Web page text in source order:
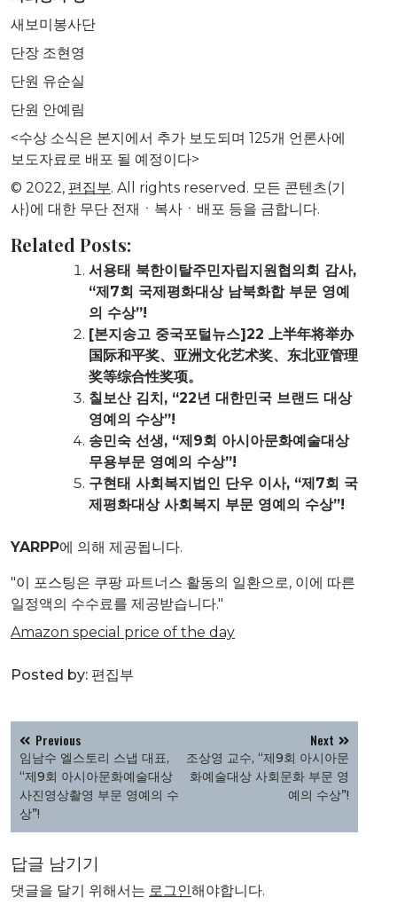
새보미봉사단
단장 조현영
단원 유순실
단원 안예림
<수상 소식은 본지에서 추가 보도되며 125개 언론사에
보도자료로 배포 될 예정이다>
© 2022, 편집부. All rights reserved. 모든 콘텐츠(기
사)에 대한 무단 전재ㆍ복사ㆍ배포 등을 금합니다.
Related Posts:
서용태 북한이탈주민자립지원협의회 감사,
“제7회 국제평화대상 남북화합 부문 영예
의 수상”!
[본지송고 중국포털뉴스]22 上半年将举办
国际和平奖、亚洲文化艺术奖、东北亚管理
奖等综合性奖项。
칠보산 김치, “22년 대한민국 브랜드 대상
영예의 수상”!
송민숙 선생, “제9회 아시아문화예술대상
무용부문 영예의 수상”!
구현태 사회복지법인 단우 이사, “제7회 국
제평화대상 사회복지 부문 영예의 수상”!
YARPP에 의해 제공됩니다.
"이 포스팅은 쿠팡 파트너스 활동의 일환으로, 이에 따른
일정액의 수수료를 제공받습니다."
Amazon special price of the day
Posted by: 편집부
글
탐
색
Previous
임남수 엘스토리 스냅 대표,
“제9회 아시아문화예술대상
사진영상촬영 부문 영예의 수
상”!
Next
조상영 교수, “제9회 아시아문
화예술대상 사회문화 부문 영
예의 수상”!
답글 남기기
댓글을 달기 위해서는 로그인해야합니다.